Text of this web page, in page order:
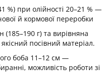
%) при олійності 20–21 % —
й кормової переробки
(185–190 г) та вирівняна
посівний матеріал.
боба 11–12 см —
можливість роботи зі